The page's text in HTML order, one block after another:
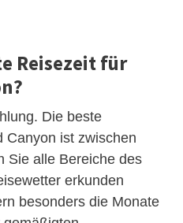
Reisezeit für
Die beste
Canyon ist zwischen
Sie alle Bereiche des
erkunden
besonders die Monate